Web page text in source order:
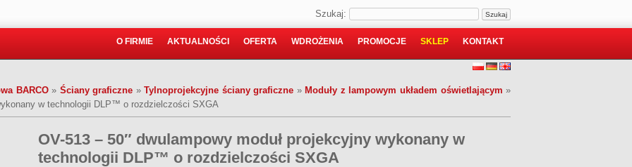
Szukaj:
O FIRMIE AKTUALNOŚCI OFERTA WDROŻENIA PROMOCJE SKLEP KONTAKT
BARCO» Ściany graficzne »Tylnoprojekcyjne ściany graficzne » Moduły z lampowym układem oświetlającym »
w technologii DLP™ o rozdzielczości SXGA
OV-513 – 50″ dwulampowy moduł projekcyjny wykonany w
technologii DLP™ o rozdzielczości SXGA